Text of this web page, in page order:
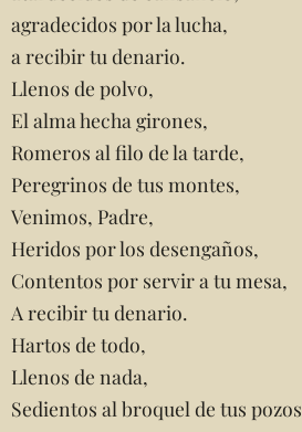
agradecidos por la lucha,
a recibir tu denario.
Llenos de polvo,
El alma hecha girones,
Romeros al filo de la tarde,
Peregrinos de tus montes,
Venimos, Padre,
Heridos por los desengaños,
Contentos por servir a tu mesa,
A recibir tu denario.
Hartos de todo,
Llenos de nada,
Sedientos al broquel de tus pozos